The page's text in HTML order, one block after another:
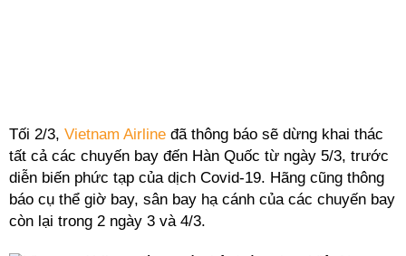
Tối 2/3, Vietnam Airline đã thông báo sẽ dừng khai thác
tất cả các chuyến bay đến Hàn Quốc từ ngày 5/3, trước
diễn biến phức tạp của dịch Covid-19. Hãng cũng thông
báo cụ thể giờ bay, sân bay hạ cánh của các chuyến bay
còn lại trong 2 ngày 3 và 4/3.